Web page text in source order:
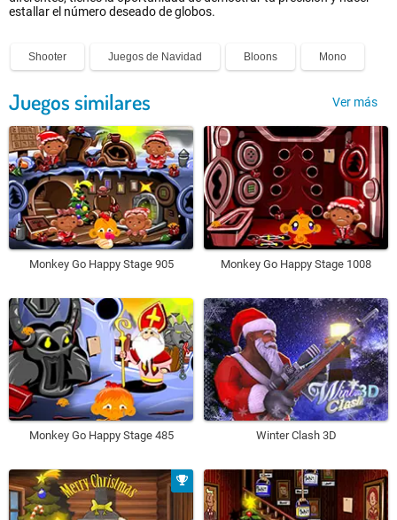
estallar el número deseado de globos.
Shooter Juegos de Navidad Bloons Mono
Juegos similares Ver más
Monkey Go Happy Stage 905 Monkey Go Happy Stage 1008
Monkey Go Happy Stage 485 Winter Clash 3D